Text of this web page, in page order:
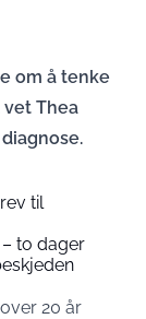
om å tenke
vet Thea
til
to dager
20 år